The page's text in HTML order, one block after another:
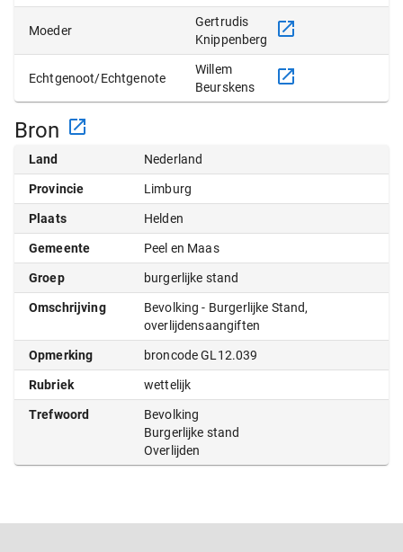
Moeder
Gertrudis
Knippenberg
Echtgenoot/Echtgenote
Willem
Beurskens
Bron
Land Nederland
Provincie Limburg
Plaats Helden
Gemeente Peel en Maas
Groep burgerlijke stand
Omschrijving
Bevolking - Burgerlijke Stand,
overlijdensaangiften
Opmerking broncode GL12.039
Rubriek wettelijk
Trefwoord
Bevolking
Burgerlijke stand
Overlijden